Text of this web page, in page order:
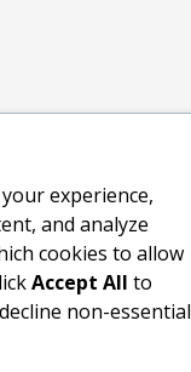
experience,
and analyze
cookies to allow
Accept All to
non-essential